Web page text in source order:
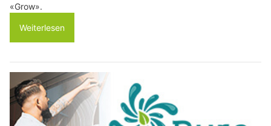
«Grow».
Weiterlesen